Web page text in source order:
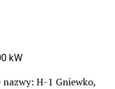
kW
nazwy: H-1 Gniewko,